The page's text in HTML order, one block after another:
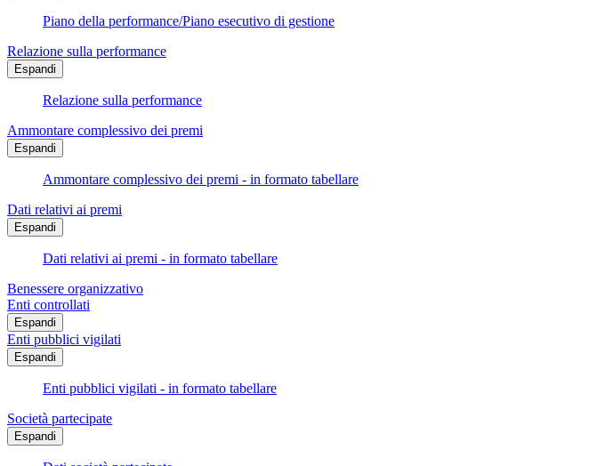
Piano della performance/Piano esecutivo di gestione
Relazione sulla performance
Espandi
Relazione sulla performance
Ammontare complessivo dei premi
Espandi
Ammontare complessivo dei premi - in formato tabellare
Dati relativi ai premi
Espandi
Dati relativi ai premi - in formato tabellare
Benessere organizzativo
Enti controllati
Espandi
Enti pubblici vigilati
Espandi
Enti pubblici vigilati - in formato tabellare
Società partecipate
Espandi